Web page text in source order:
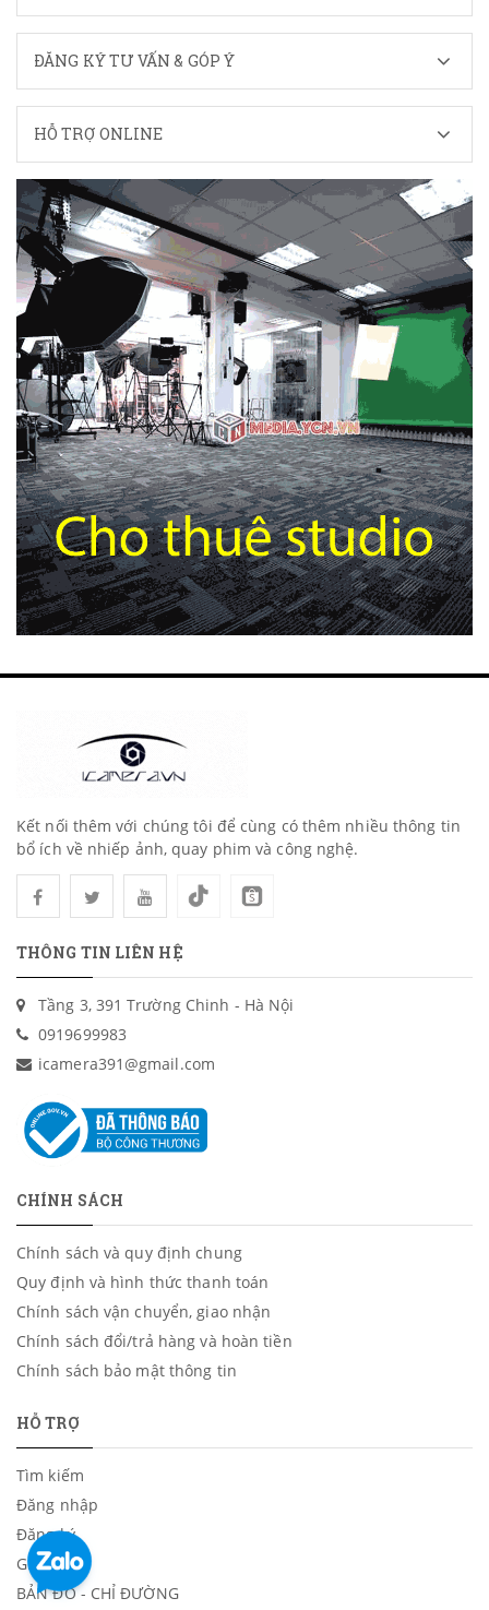
ĐĂNG KÝ TƯ VẤN & GÓP Ý
HỖ TRỢ ONLINE
Kết nối thêm với chúng tôi để cùng có thêm nhiều thông tin
bổ ích về nhiếp ảnh, quay phim và công nghệ.
THÔNG TIN LIÊN HỆ
Tầng 3, 391 Trường Chinh - Hà Nội
0919699983
icamera391@gmail.com
CHÍNH SÁCH
Chính sách và quy định chung
Quy định và hình thức thanh toán
Chính sách vận chuyển, giao nhận
Chính sách đổi/trả hàng và hoàn tiền
Chính sách bảo mật thông tin
HỖ TRỢ
Tìm kiếm
Đăng nhập
Đăng ký
Giỏ hàng
BẢN ĐỒ - CHỈ ĐƯỜNG